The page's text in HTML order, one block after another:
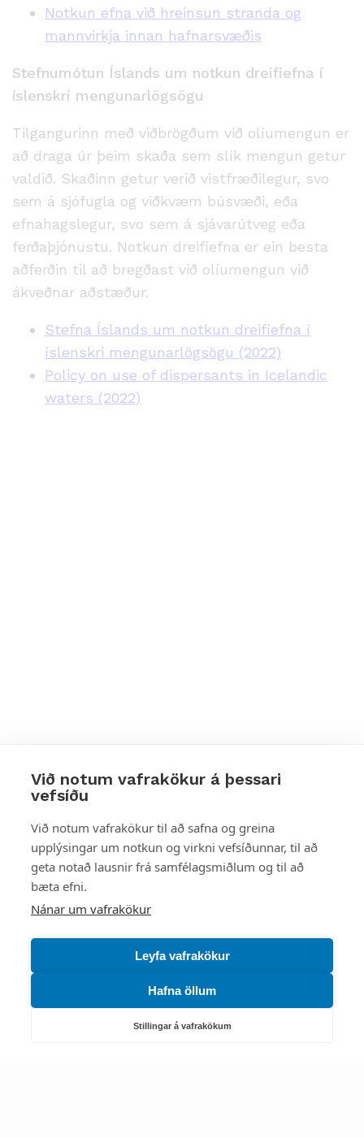
Við notum vafrakökur á þessari
vefsíðu
Við notum vafrakökur til að safna og greina
upplýsingar um notkun og virkni vefsíðunnar, til að
geta notað lausnir frá samfélagsmiðlum og til að
bæta efni.
Nánar um vafrakökur
Leyfa vafrakökur
Hafna öllum
Stillingar á vafrakökum
Notkun efna við hreinsun stranda og
mannvirkja innan hafnarsvæðis
Stefnumótun Íslands um notkun dreifiefna í
íslenskri mengunarlögsögu
Tilgangurinn með viðbrögðum við olíumengun er
að draga úr þeim skaða sem slík mengun getur
valdið. Skaðinn getur verið vistfræðilegur, svo
sem á sjófugla og viðkvæm búsvæði, eða
efnahagslegur, svo sem á sjávarútveg eða
ferðaþjónustu. Notkun dreifiefna er ein besta
aðferðin til að bregðast við olíumengun við
ákveðnar aðstæður.
Stefna Íslands um notkun dreifiefna í
íslenskri mengunarlögsögu (2022)
Policy on use of dispersants in Icelandic
waters (2022)
Styttu þér leið
Mest skoðað
Starfsstöðvar
Náttúruverndarstofnun
Veiðimál, friðlýst svæði, landvarsla og náttúruvernd